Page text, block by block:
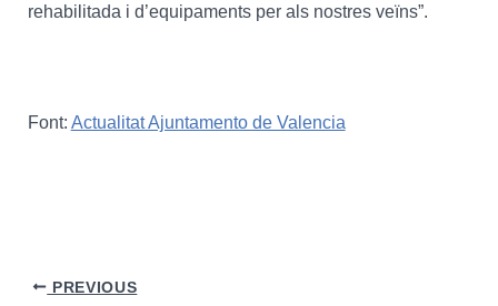
rehabilitada i d’equipaments per als nostres veïns”.
Font: Actualitat Ajuntamento de Valencia
PREVIOUS